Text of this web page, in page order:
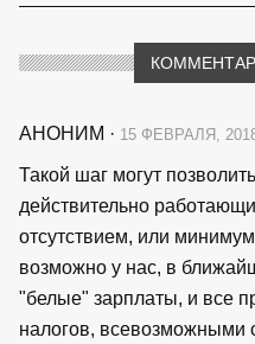
АНОНИМ · 15 ФЕВРАЛЯ,
Такой шаг могут
действительно
отсутствием, или
возможно у нас, в
"белые" зарплаты, и все
налогов, всевозможными